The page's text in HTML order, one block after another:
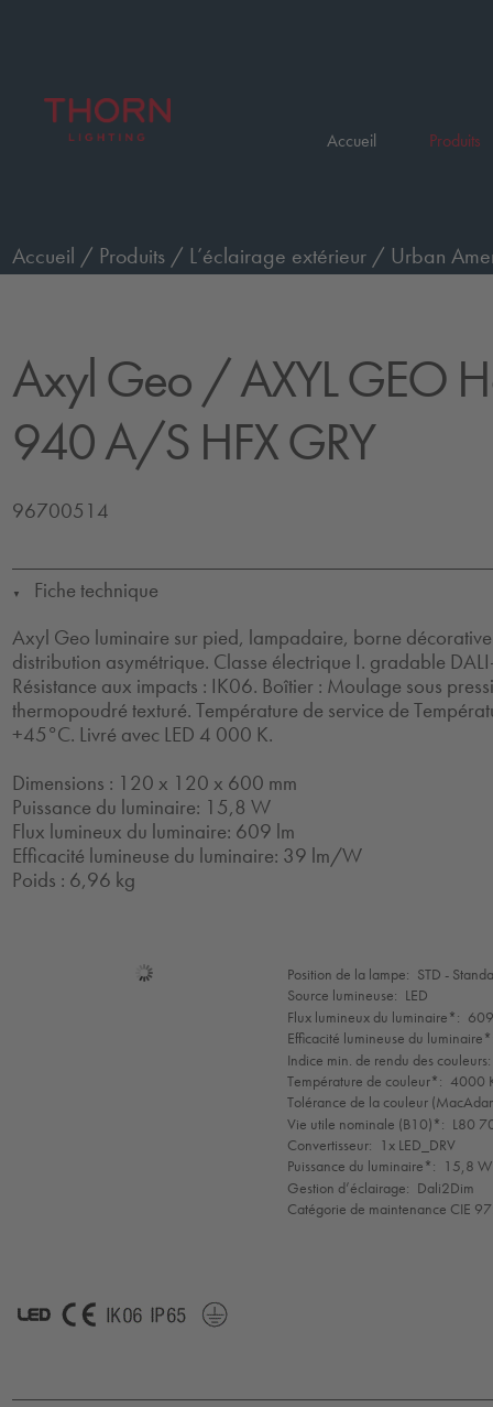
Accueil Produits
Accueil / Produits / L’éclairage extérieur / Urban
Axyl Geo / AXYL GEO
940 A/S HFX GRY
96700514
▼
Fiche technique
Axyl Geo luminaire sur pied, lampadaire, borne décorative
distribution asymétrique. Classe électrique I. gradable
Résistance aux impacts : IK06. Boîtier : Moulage sous
thermopoudré texturé. Température de service de
+45°C. Livré avec LED 4 000 K.
Dimensions : 120 x 120 x 600 mm
Puissance du luminaire: 15,8 W
Flux lumineux du luminaire: 609 lm
Efficacité lumineuse du luminaire: 39 lm/W
Poids : 6,96 kg
Sélection
de
mode
Position de la lampe: STD -
Source lumineuse: LED
Flux lumineux du luminaire*:
Efficacité lumineuse du
Indice min. de rendu des couleurs:
Température de couleur*: 4000
Tolérance de la couleur
Vie utile nominale (B10)*: L80
Convertisseur: 1x LED_DRV
Puissance du luminaire*: 15,8 W
Gestion d’éclairage: Dali2Dim
Catégorie de maintenance CIE